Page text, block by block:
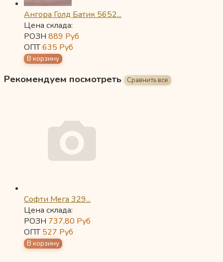
Ангора Голд Батик 5652...
Цена склада:
РОЗН 889 Руб
ОПТ635 Руб
Рекомендуем посмотреть
Софти Мега 329...
Цена склада:
РОЗН 737,80 Руб
ОПТ527 Руб